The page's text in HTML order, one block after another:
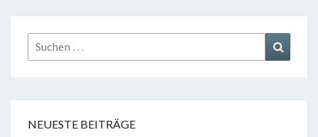
Suchen
nach:
NEUESTE BEITRÄGE